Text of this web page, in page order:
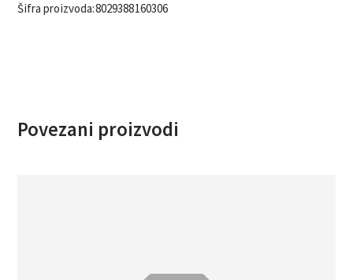
Šifra proizvoda:8029388160306
Povezani proizvodi